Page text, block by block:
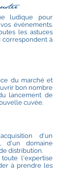
ludique pour
événements.
les astuces
correspondent à
du marché et
bon nombre
lancement de
cuvée.
d'un
d'un domaine
distribution.
l'expertise
à prendre les